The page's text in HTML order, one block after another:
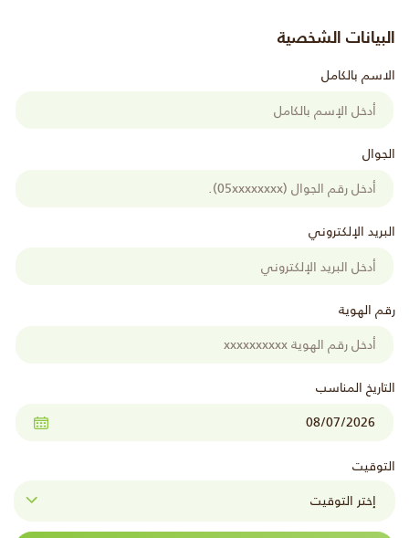
البيانات الشخصية
الاسم بالكامل
الجوال
البريد الإلكتروني
رقم الهوية
التاريخ المناسب
التوقيت